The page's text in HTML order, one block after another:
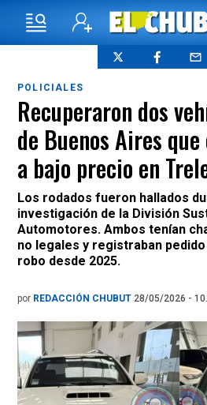
POLICIALES
Recuperaron dos
de Buenos Aires
a bajo precio en
Los rodados fueron hallados
investigación de la División
Automotores. Ambos tenían
no legales y registraban
robo desde 2025.
por REDACCIÓN CHUBUT 28/05/2026 -